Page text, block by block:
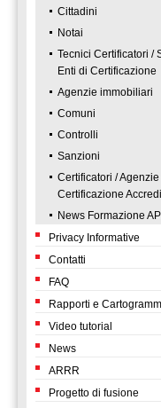
Cittadini
Notai
Tecnici Certificatori /
Enti di Certificazione
Agenzie immobiliari
Comuni
Controlli
Sanzioni
Certificatori / Agenzie
Certificazione
News Formazione
Privacy Informative
Contatti
FAQ
Rapporti e
Video tutorial
News
ARRR
Progetto di fusione